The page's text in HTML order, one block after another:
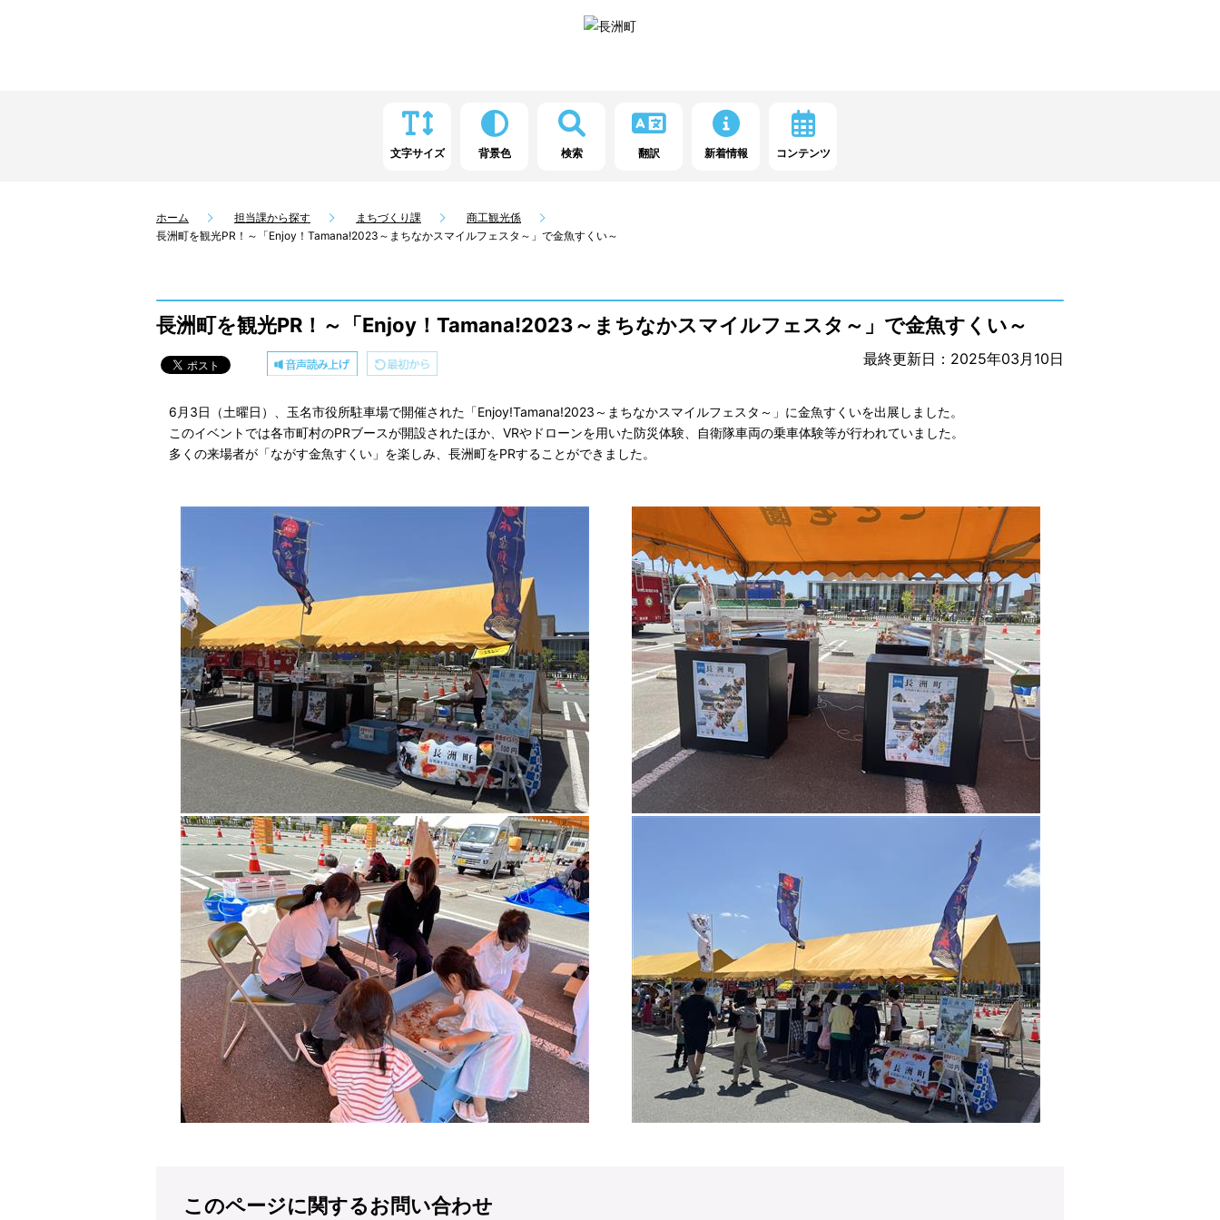
文字サイズ 背景色 検索 翻訳 新着情報 コンテンツ
ホーム 担当課から探す まちづくり課
商工観光係
長洲町を観光PR！～「Enjoy！Tamana!2023～まちなかスマイルフェスタ～」で金魚すくい～
長洲町を観光PR！～「Enjoy！Tamana!2023～まちなかスマイルフェスタ～」で金魚すくい～
最終更新日：2025年03月10日
6月3日（土曜日）、玉名市役所駐車場で開催された「Enjoy!Tamana!2023～まちなかスマイルフェスタ～」に金魚すくいを出展しました。
このイベントでは各市町村のPRブースが開設されたほか、VRやドローンを用いた防災体験、自衛隊車両の乗車体験等が行われていました。
多くの来場者が「ながす金魚すくい」を楽しみ、長洲町をPRすることができました。
このページに関するお問い合わせ